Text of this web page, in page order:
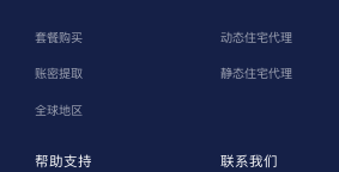
套餐购买
账密提取
全球地区
动态住宅代理
静态住宅代理
帮助支持 联系我们